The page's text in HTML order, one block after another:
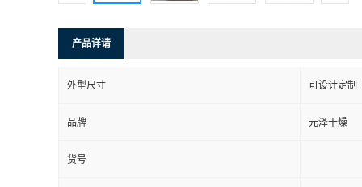
产品详请
外型尺寸 可设计定制
品牌 元泽干燥
货号